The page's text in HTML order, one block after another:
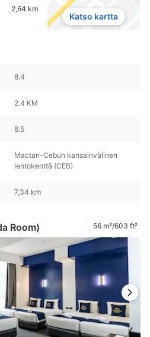
2,64 km
Katso kartta
8.4
2.4 KM
8.5
Mactan-Cebun kansainvälinen
lentokenttä (CEB)
7,34 km
Room) 56 m²/603 ft²